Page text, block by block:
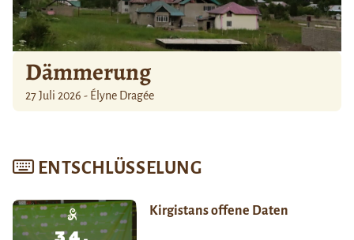
Dämmerung
27 Juli 2026 - Élyne Dragée
ENTSCHLÜSSELUNG
Kirgistans offene Daten